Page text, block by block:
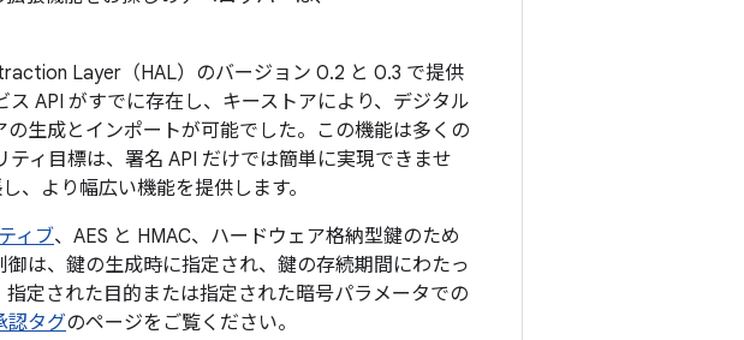
Layer（HAL）のバージョン 0.2 と 0.3 で提供
API がすでに存在し、キーストアにより、デジタル
生成とインポートが可能でした。この機能は多くの
ィ目標は、署名 API だけでは簡単に実現できませ
、より幅広い機能を提供します。
ィブ、AES と HMAC、ハードウェア格納型鍵のため
は、鍵の生成時に指定され、鍵の存続期間にわたっ
定された目的または指定された暗号パラメータでの
認タグのページをご覧ください。